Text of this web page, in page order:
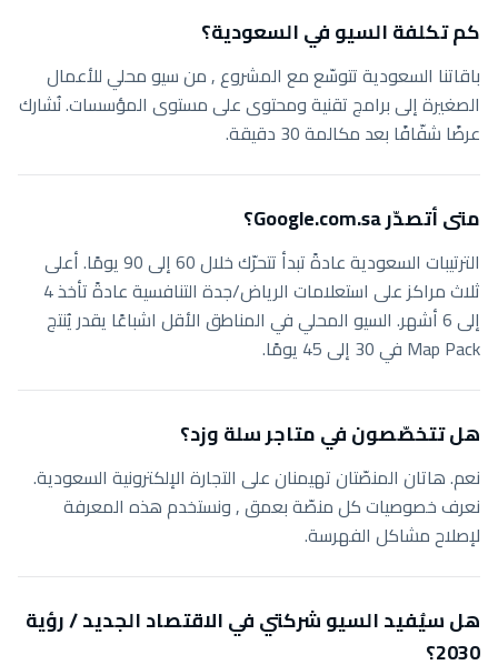
كم تكلفة السيو في السعودية؟
باقاتنا السعودية تتوسّع مع المشروع , من سيو محلي للأعمال
الصغيرة إلى برامج تقنية ومحتوى على مستوى المؤسسات. نُشارك
عرضًا شفّافًا بعد مكالمة 30 دقيقة.
متى أتصدّر Google.com.sa؟
الترتيبات السعودية عادةً تبدأ تتحرّك خلال 60 إلى 90 يومًا. أعلى
ثلاث مراكز على استعلامات الرياض/جدة التنافسية عادةً تأخذ 4
إلى 6 أشهر. السيو المحلي في المناطق الأقل اشباعًا يقدر يُنتج
Map Pack في 30 إلى 45 يومًا.
هل تتخصّصون في متاجر سلة وزد؟
نعم. هاتان المنصّتان تهيمنان على التجارة الإلكترونية السعودية.
نعرف خصوصيات كل منصّة بعمق , ونستخدم هذه المعرفة
لإصلاح مشاكل الفهرسة.
هل سيُفيد السيو شركتي في الاقتصاد الجديد / رؤية
2030؟